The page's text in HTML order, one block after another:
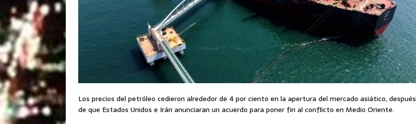
Los precios del petróleo cedieron alrededor de 4 por ciento en la apertura del mercado asiático, después
de que Estados Unidos e Irán anunciaran un acuerdo para poner fin al conflicto en Medio Oriente.